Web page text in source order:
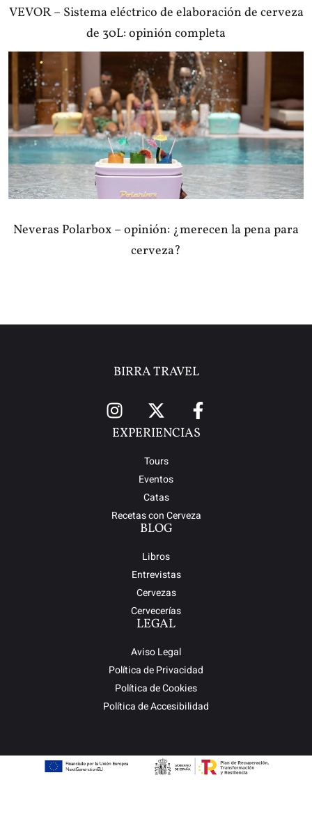
VEVOR – Sistema eléctrico de elaboración de cerveza
de 30L: opinión completa
Neveras Polarbox – opinión: ¿merecen la pena para
cerveza?
BIRRA TRAVEL
EXPERIENCIAS
Tours
Eventos
Catas
Recetas con Cerveza
BLOG
Libros
Entrevistas
Cervezas
Cervecerías
LEGAL
Aviso Legal
Política de Privacidad
Política de Cookies
Política de Accesibilidad